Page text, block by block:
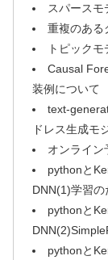
スパース
重複のある
トピック
Causal
装例について
text-
ドレス生成モ
オンライン
pythonと
DNN(1)学習
pythonと
pythonと